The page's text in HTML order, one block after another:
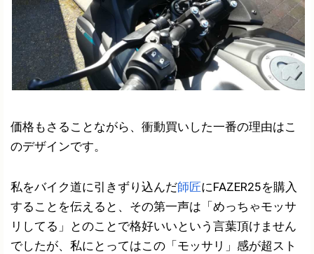
価格もさることながら、衝動買いした一番の理由はこ
のデザインです。
私をバイク道に引きずり込んだ師匠にFAZER25を購入
することを伝えると、その第一声は「めっちゃモッサ
リしてる」とのことで格好いいという言葉頂けません
でしたが、私にとってはこの「モッサリ」感が超スト